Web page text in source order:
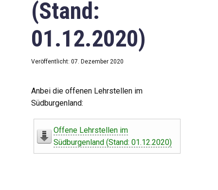
(Stand:
01.12.2020)
Veröffentlicht: 07. Dezember 2020
Anbei die offenen Lehrstellen im
Südburgenland:
Offene Lehrstellen im
Südburgenland (Stand: 01.12.2020)